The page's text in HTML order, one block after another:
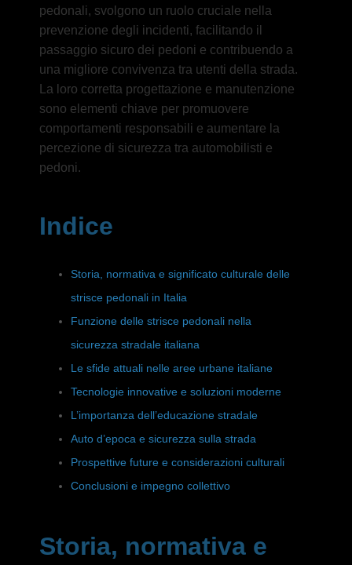
pedonali, svolgono un ruolo cruciale nella
prevenzione degli incidenti, facilitando il
passaggio sicuro dei pedoni e contribuendo a
una migliore convivenza tra utenti della strada.
La loro corretta progettazione e manutenzione
sono elementi chiave per promuovere
comportamenti responsabili e aumentare la
percezione di sicurezza tra automobilisti e
pedoni.
Indice
Storia, normativa e significato culturale delle
strisce pedonali in Italia
Funzione delle strisce pedonali nella
sicurezza stradale italiana
Le sfide attuali nelle aree urbane italiane
Tecnologie innovative e soluzioni moderne
L’importanza dell’educazione stradale
Auto d’epoca e sicurezza sulla strada
Prospettive future e considerazioni culturali
Conclusioni e impegno collettivo
Storia, normativa e